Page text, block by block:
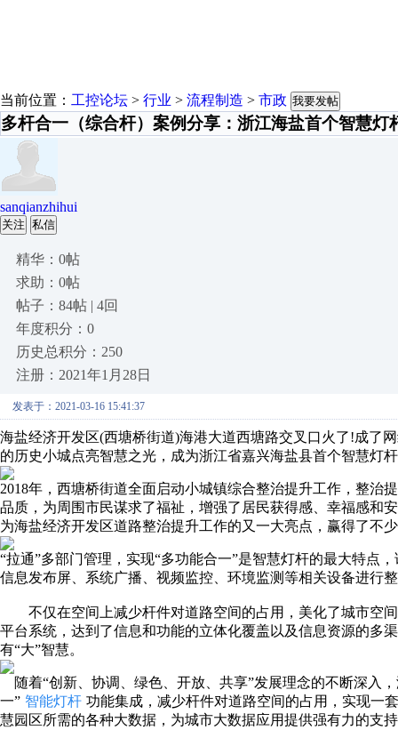
当前位置： 工控论坛 > 行业 > 流程制造 > 市政 我要发帖
多杆合一（综合杆）案例分享：浙江海盐首个智慧灯
sanqianzhihui
关注 私信
精华：0帖
求助：0帖
帖子：84帖 | 4回
年度积分：0
历史总积分：250
注册：2021年1月28日
发表于：2021-03-16 15:41:37
海盐经济开发区(西塘桥街道)海港大道西塘路交叉口火了!成了
的历史小城点亮智慧之光，成为浙江省嘉兴海盐县首个智慧灯
2018年，西塘桥街道全面启动小城镇综合整治提升工作，整治
品质，为周围市民谋求了福祉，增强了居民获得感、幸福感和
为海盐经济开发区道路整治提升工作的又一大亮点，赢得了不
“拉通”多部门管理，实现“多功能合一”是智慧灯杆的最大特点
信息发布屏、系统广播、视频监控、环境监测等相关设备进行
不仅在空间上减少杆件对道路空间的占用，美化了城市空
平台系统，达到了信息和功能的立体化覆盖以及信息资源的多
有“大”智慧。
随着“创新、协调、绿色、开放、共享”发展理念的不断深入
一” 智能灯杆 功能集成，减少杆件对道路空间的占用，实现一
慧园区所需的各种大数据，为城市大数据应用提供强有力的支